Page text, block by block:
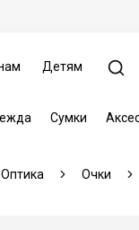
Детям
Сумки
Оптика Очки